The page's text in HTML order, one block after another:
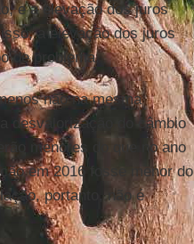
e a elevação dos juros
a elevação dos juros
de problema.
não na mesma
desvalorização do câmbio
menores do que no ano
em 2016 fosse menor do
portanto, não é